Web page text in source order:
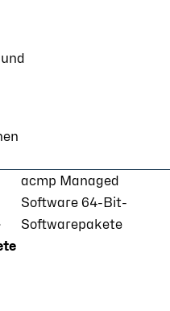
acmp Managed
Software 64-Bit-
Softwarepakete